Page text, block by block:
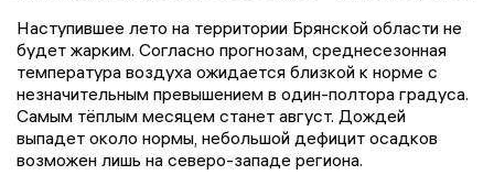
Наступившее лето на территории Брянской области не
будет жарким. Согласно прогнозам, среднесезонная
температура воздуха ожидается близкой к норме с
незначительным превышением в один-полтора градуса.
Самым тёплым месяцем станет август. Дождей
выпадет около нормы, небольшой дефицит осадков
возможен лишь на северо-западе региона.